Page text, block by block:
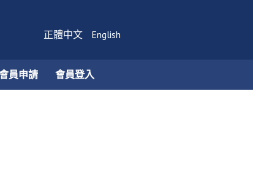
正體中文 English
員申請 會員登入